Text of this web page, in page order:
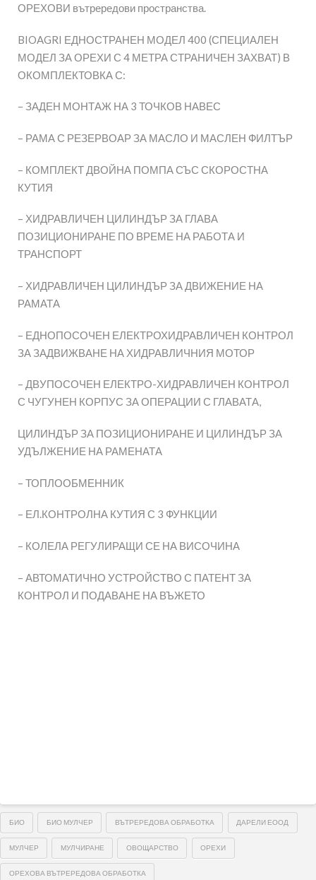
ОРЕХОВИ вътрередови пространства.
BIOAGRI ЕДНОСТРАНЕН МОДЕЛ 400 (СПЕЦИАЛЕН
МОДЕЛ ЗА ОРЕХИ С 4 МЕТРА СТРАНИЧЕН ЗАХВАТ) В
ОКОМПЛЕКТОВКА С:
– ЗАДЕН МОНТАЖ НА 3 ТОЧКОВ НАВЕС
– РАМА С РЕЗЕРВОАР ЗА МАСЛО И МАСЛЕН ФИЛТЪР
– КОМПЛЕКТ ДВОЙНА ПОМПА СЪС СКОРОСТНА
КУТИЯ
– ХИДРАВЛИЧЕН ЦИЛИНДЪР ЗА ГЛАВА
ПОЗИЦИОНИРАНЕ ПО ВРЕМЕ НА РАБОТА И
ТРАНСПОРТ
– ХИДРАВЛИЧЕН ЦИЛИНДЪР ЗА ДВИЖЕНИЕ НА
РАМАТА
– ЕДНОПОСОЧЕН ЕЛЕКТРОХИДРАВЛИЧЕН КОНТРОЛ
ЗА ЗАДВИЖВАНЕ НА ХИДРАВЛИЧНИЯ МОТОР
– ДВУПОСОЧЕН ЕЛЕКТРО-ХИДРАВЛИЧЕН КОНТРОЛ
С ЧУГУНЕН КОРПУС ЗА ОПЕРАЦИИ С ГЛАВАТА,
ЦИЛИНДЪР ЗА ПОЗИЦИОНИРАНЕ И ЦИЛИНДЪР ЗА
УДЪЛЖЕНИЕ НА РАМЕНАТА
– ТОПЛООБМЕННИК
– ЕЛ.КОНТРОЛНА КУТИЯ С 3 ФУНКЦИИ
– КОЛЕЛА РЕГУЛИРАЩИ СЕ НА ВИСОЧИНА
– АВТОМАТИЧНО УСТРОЙСТВО С ПАТЕНТ ЗА
КОНТРОЛ И ПОДАВАНЕ НА ВЪЖЕТО
БИО БИО МУЛЧЕР ВЪТРЕРЕДОВА ОБРАБОТКА ДАРЕЛИ ЕООД
МУЛЧЕР МУЛЧИРАНЕ ОВОЩАРСТВО ОРЕХИ
ОРЕХОВА ВЪТРЕРЕДОВА ОБРАБОТКА